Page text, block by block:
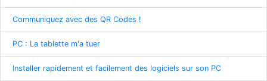
Communiquez avec des QR Codes !
PC : La tablette m'a tuer
Installer rapidement et facilement des logiciels sur son PC